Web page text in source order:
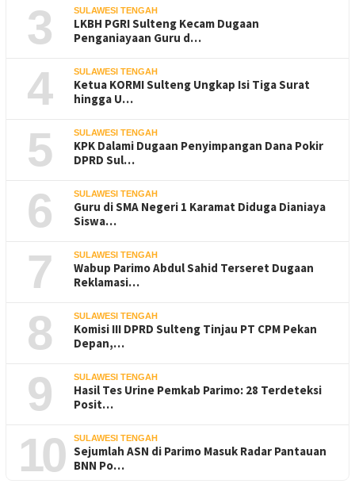
3 SULAWESI TENGAH
LKBH PGRI Sulteng Kecam Dugaan
Penganiayaan Guru d…
4 SULAWESI TENGAH
Ketua KORMI Sulteng Ungkap Isi Tiga Surat
hingga U…
5 SULAWESI TENGAH
KPK Dalami Dugaan Penyimpangan Dana Pokir
DPRD Sul…
6 SULAWESI TENGAH
Guru di SMA Negeri 1 Karamat Diduga Dianiaya
Siswa…
7 SULAWESI TENGAH
Wabup Parimo Abdul Sahid Terseret Dugaan
Reklamasi…
8 SULAWESI TENGAH
Komisi III DPRD Sulteng Tinjau PT CPM Pekan
Depan,…
9 SULAWESI TENGAH
Hasil Tes Urine Pemkab Parimo: 28 Terdeteksi
Posit…
10 SULAWESI TENGAH
Sejumlah ASN di Parimo Masuk Radar Pantauan
BNN Po…